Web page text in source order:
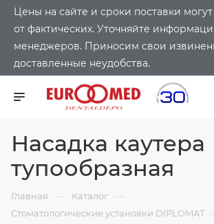
Цены на сайте и сроки поставки могут
от фактических. Уточняйте
менеджеров. Приносим свои
доставленные неудобства.
Насадка каутера
тупообразная
Главная — Каталог —
Стоматологические установки DIPLOMAT